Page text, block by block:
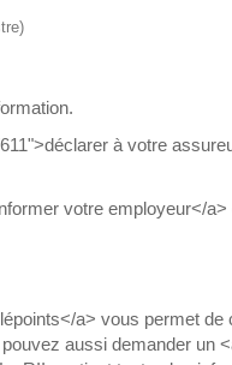
à votre
votre employeur</a>
a> vous permet de
aussi demander un